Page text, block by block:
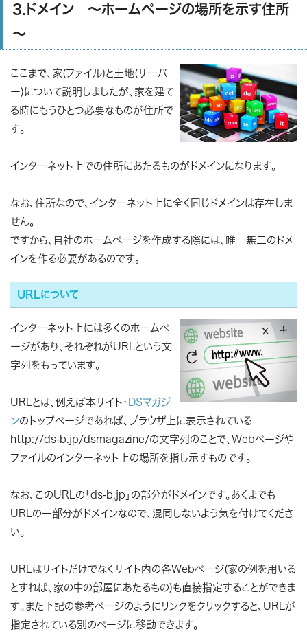
3.ドメイン ～ホームページの場所を示す住所
～
ここまで、家(ファイル)と土地(サーバ
ー)について説明しましたが、家を建て
る時にもうひとつ必要なものが住所で
す。
インターネット上での住所にあたるものがドメインになります。
なお、住所なので、インターネット上に全く同じドメインは存在しま
せん。
ですから、自社のホームページを作成する際には、唯一無二のドメ
インを作る必要があるのです。
URLについて
インターネット上には多くのホームペ
ージがあり、それぞれがURLという文
字列をもっています。
URLとは、例えば本サイト・ DSマガジ
ンのトップページであれば、ブラウザ上に表示されている
http://ds-b.jp/dsmagazine/の文字列のことで、Webページや
ファイルのインターネット上の場所を指し示すものです。
なお、このURLの 「ds-b.jp」 の部分がドメインです。あくまでも
URLの一部分がドメインなので、混同しないよう気を付けてくださ
い。
URLはサイトだけでなくサイト内の各Webページ(家の例を用いる
とすれば、家の中の部屋にあたるもの)も直接指定することができま
す。また下記の参考ページのようにリンクをクリックすると、URLが
指定されている別のページに移動できます。